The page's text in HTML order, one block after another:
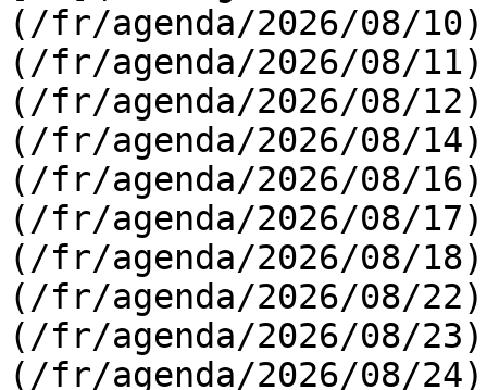
(/fr/agenda/2026/08/
(/fr/agenda/2026/08/
(/fr/agenda/2026/08/
(/fr/agenda/2026/08/
(/fr/agenda/2026/08/
(/fr/agenda/2026/08/
(/fr/agenda/2026/08/
(/fr/agenda/2026/08/
(/fr/agenda/2026/08/
(/fr/agenda/2026/08/